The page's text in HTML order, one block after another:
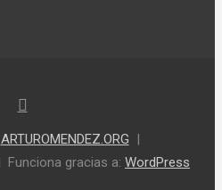
ARTUROMENDEZ.ORG
Funciona gracias a: WordPress